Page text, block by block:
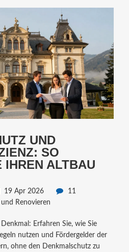
UND
SO
IHREN ALTBAU
19 Apr 2026
11
und Renovieren
Erfahren Sie, wie Sie
nutzen und Fördergelder der
ohne den Denkmalschutz zu